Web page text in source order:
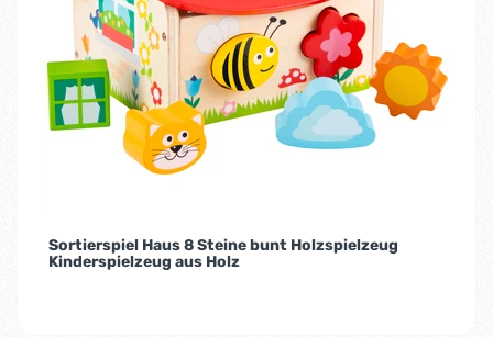
Sortierspiel Haus 8 Steine bunt Holzspielzeug
Kinderspielzeug aus Holz